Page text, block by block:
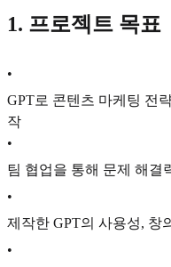
1. 프로젝트 목표
•
GPT로 콘텐츠 마케팅 전
작
•
팀 협업을 통해 문제 해결
•
제작한 GPT의 사용성, 창
•